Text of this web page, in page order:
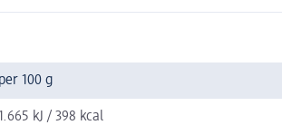
per 100 g
kJ / 398 kcal